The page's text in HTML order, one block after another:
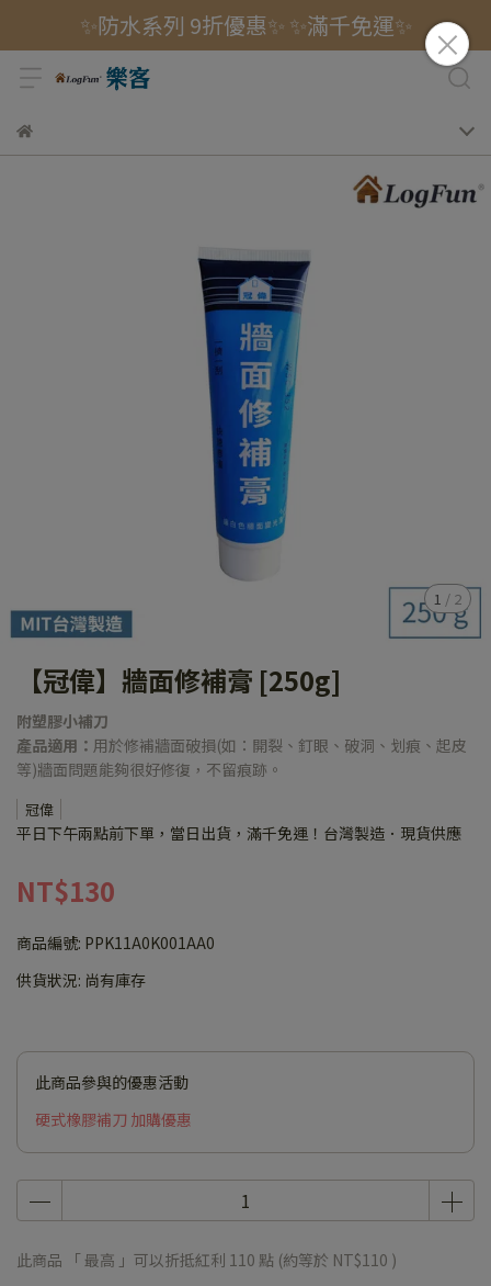
✨防水系列 9折優惠✨ ✨滿千免運✨
1 / 2
【冠偉】牆面修補膏 [250g]
附塑膠小補刀
產品適用： 用於修補牆面破損(如：開裂、釘眼、破洞、划痕、起皮
等)牆面問題能夠很好修復，不留痕跡。
冠偉
平日下午兩點前下單，當日出貨，滿千免運！台灣製造．現貨供應
NT$130
商品編號: PPK11A0K001AA0
供貨狀況: 尚有庫存
此商品參與的優惠活動
硬式橡膠補刀 加購優惠
此商品 「 最高 」可以折抵紅利 110 點 (約等於 NT$110 )